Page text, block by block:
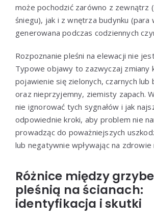
może pochodzić zarówno z zewnątrz
śniegu), jak i z wnętrza budynku (para
generowana podczas codziennych
Rozpoznanie pleśni na elewacji nie
Typowe objawy to zazwyczaj zmiany
pojawienie się zielonych, czarnych lub
oraz nieprzyjemny, ziemisty zapach.
nie ignorować tych sygnałów i jak
odpowiednie kroki, aby problem nie
prowadząc do poważniejszych
lub negatywnie wpływając na zdrowie
Różnice między
pleśnią na ścianach:
identyfikacja i skutki